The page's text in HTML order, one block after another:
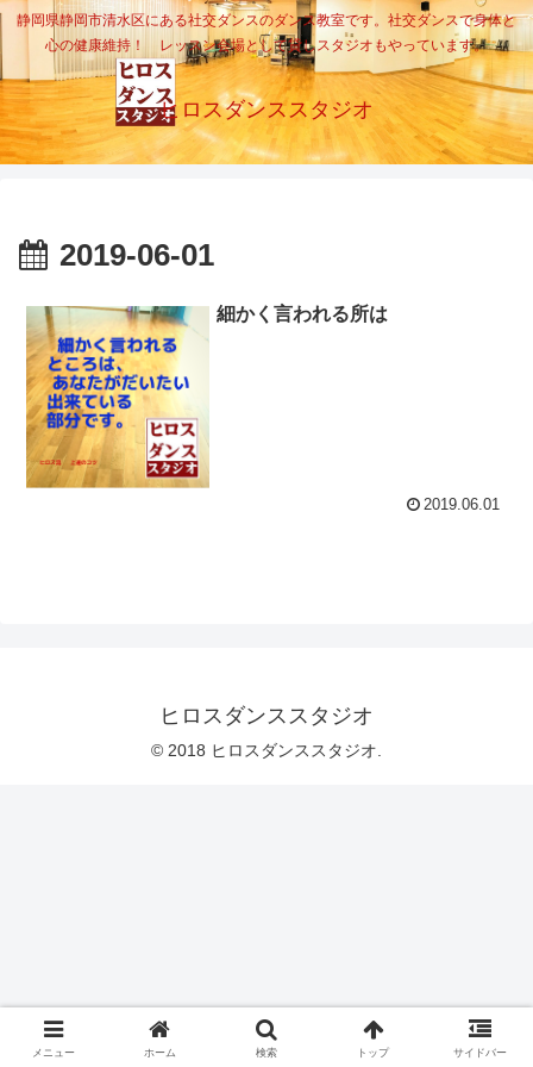
静岡県静岡市清水区にある社交ダンスのダンス教室です。社交ダンスで身体と
心の健康維持！ レッスン会場として貸しスタジオもやっています。
ヒロスダンススタジオ
2019-06-01
細かく言われる所は
2019.06.01
ヒロスダンススタジオ
© 2018 ヒロスダンススタジオ.
メニュー ホーム 検索 トップ サイドバー